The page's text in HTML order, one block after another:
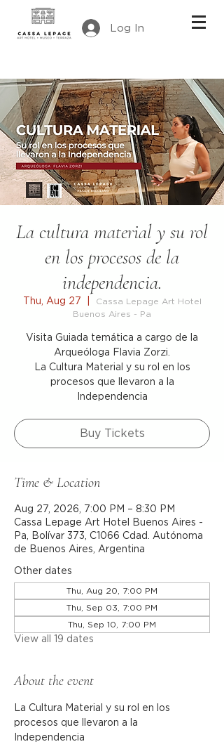
Log In
La cultura material y su rol
en los procesos de la
independencia.
Thu, Aug 27
Cassa Lepage Art Hotel
Buenos Aires - Pa
Visita Guiada temática a cargo de la
Arqueóloga Flavia Zorzi.
La Cultura Material y su rol en los
procesos que llevaron a la
Independencia
Buy Tickets
Time & Location
Aug 27, 2026, 7:00 PM – 8:30 PM
Cassa Lepage Art Hotel Buenos Aires -
Pa, Bolívar 373, C1066 Cdad. Autónoma
de Buenos Aires, Argentina
Other dates
Thu, Aug 20, 7:00 PM
Thu, Sep 03, 7:00 PM
Thu, Sep 10, 7:00 PM
View all 19 dates
About the event
La Cultura Material y su rol en los
procesos que llevaron a la
Independencia